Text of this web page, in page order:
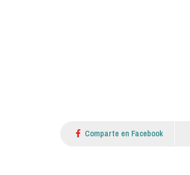
Comparte en Facebook